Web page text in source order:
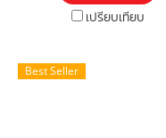
เปรียบเทียบ
Best Seller